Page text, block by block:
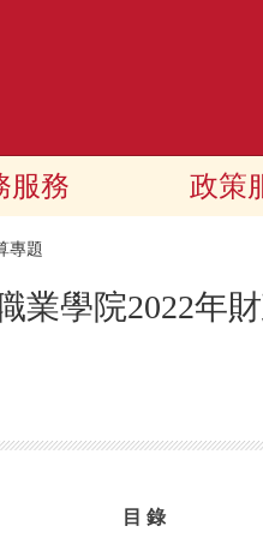
服務 政策
專題
業學院2022年
目 錄